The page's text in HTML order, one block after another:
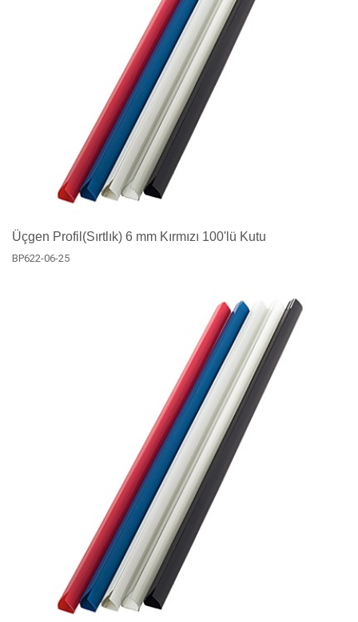
Üçgen Profil(Sırtlık) 6 mm Kırmızı 100'lü Kutu
BP622-06-25